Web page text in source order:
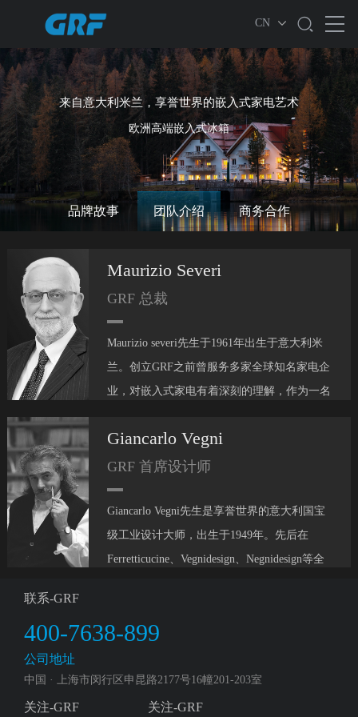
CN
来自意大利米兰，享誉世界的嵌入式家电艺术
欧洲高端嵌入式冰箱
品牌故事 团队介绍 商务合作
Maurizio Severi
GRF 总裁
Maurizio severi先生于1961 年出生于意大利米
兰。创立GRF之前曾服务多家全球知名家电企
业，对嵌入式家电有着深刻的理解，作为一名
有意大利灵魂设计的家电产品，致力于将意式
家居美学与嵌入式冰箱完美融合。
“作为一个高端嵌入式冰箱品牌，我们的嵌入
式冰箱象征着独特的家居审美和精致的生活方
式。我们也非常重视产品的外观及产品内部的
科技创新。所以极致的审美与极致的细节，极
Giancarlo Vegni
GRF 首席设计师
Giancarlo Vegni先生是享誉世界的意大利国宝
级工业设计大师，出生于1949年。先后在
Ferretticucine、 Vegnidesign Negnidesign等全
就，作品涵盖了各个设计领域，其设计作品追
索，对物质的敬意和对环境的尊重、极致的美
学、能够抵抗时间流逝并留在人们记忆中的不
联系-GRF
400-7638-899
公司地址
中国 · 上海市闵行区申昆路2177号16幢201-203室
关注-GRF 关注-GRF